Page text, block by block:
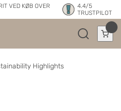
VED KØB OVER
4.4/5
TRUSTPILOT
Highlights